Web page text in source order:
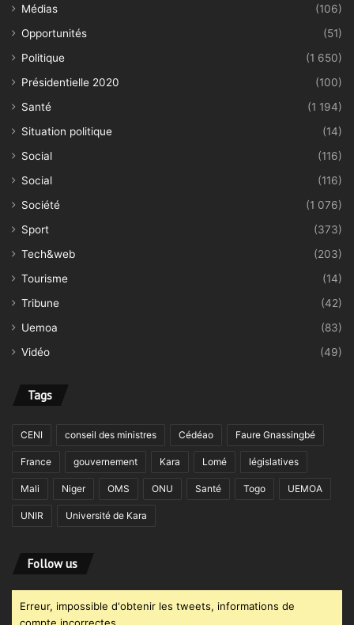
Médias
(106)
Opportunités
(51)
Politique
(1 650)
Présidentielle 2020
(100)
Santé
(1 194)
Situation politique
(14)
Social
(116)
Social
(116)
Société
(1 076)
Sport
(373)
Tech&web
(203)
Tourisme
(14)
Tribune
(42)
Uemoa
(83)
Vidéo
(49)
Tags
CENI conseil des ministres Cédéao Faure Gnassingbé
France gouvernement Kara Lomé législatives
Mali Niger OMS ONU Santé Togo UEMOA
UNIR Université de Kara
Follow us
Erreur, impossible d'obtenir les tweets, informations de